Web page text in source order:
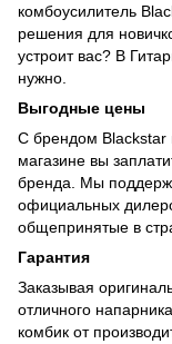
комбоусилитель
решения для
устроит вас? В
нужно.
Выгодные цены
С брендом Blackstar
магазине вы
бренда. Мы
официальных
общепринятые в
Гарантия
Заказывая
отличного
комбик от